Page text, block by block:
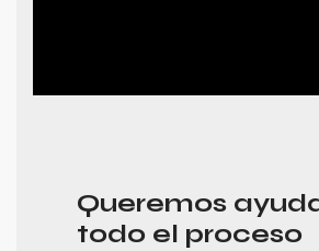
Queremos
todo el proceso